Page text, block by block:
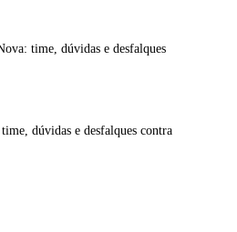
time, dúvidas e desfalques
dúvidas e desfalques contra